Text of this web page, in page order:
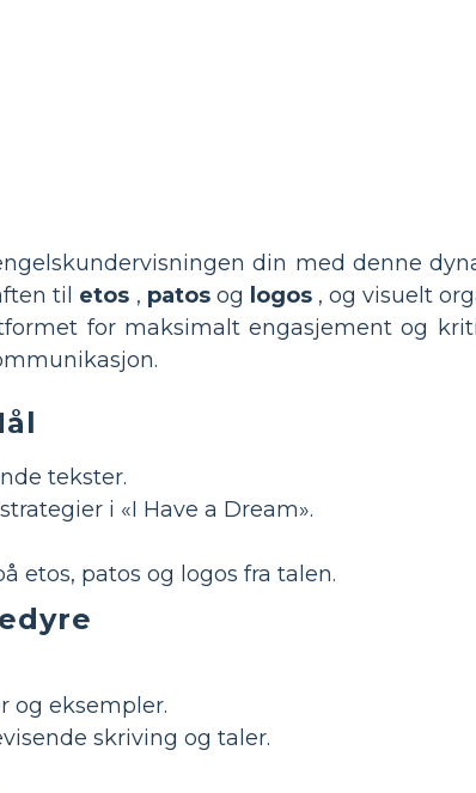
din med denne
til etos , patosog logos, og visuelt
for maksimalt engasjement og
tekster.
i «I Have a Dream».
etos, patos og logos fra talen.
og eksempler.
skriving og taler.